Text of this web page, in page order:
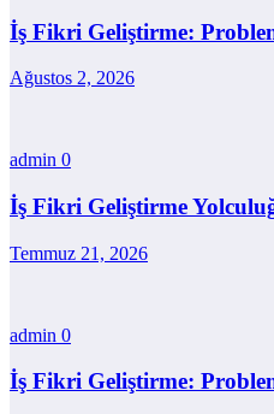
İş Fikri Geliştirme:
Ağustos 2, 2026
admin 0
İş Fikri Geliştirme
Temmuz 21, 2026
admin 0
İş Fikri Geliştirme: